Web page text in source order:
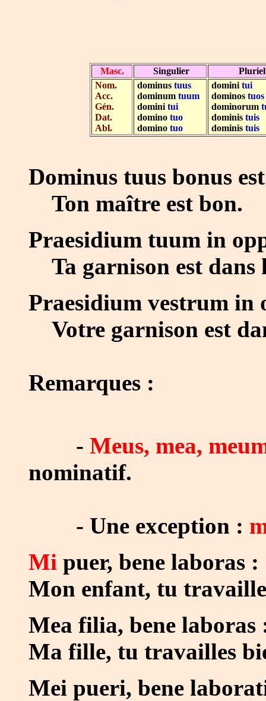
Masc. Singulier
Pluriel
Nom.
Acc.
Gén.
Dat.
Abl.
dominus tuus
dominum tuum
domini tui
domino tuo
domino tuo
domini tui
dominos tuos
dominorum
dominis tuis
dominis tuis
Dominus tuus bonus
Ton maître est bon.
Praesidium tuum in
Ta garnison est dans
Praesidium vestrum in
Votre garnison est
Remarques :
- Meus, mea,
nominatif.
- Une exception :
Mi puer, bene laboras :
Mon enfant, tu
Mea filia, bene laboras
Ma fille, tu travailles
Mei pueri, bene